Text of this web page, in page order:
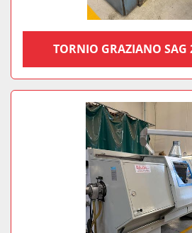
TORNIO GRAZIANO SAG